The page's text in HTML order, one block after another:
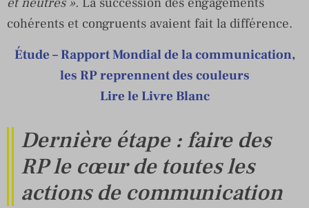
cohérents et congruents avaient fait la différence.
Étude – Rapport Mondial de la communication,
les RP reprennent des couleurs
Lire le Livre Blanc
Dernière étape : faire des
RP le cœur de toutes les
actions de communication